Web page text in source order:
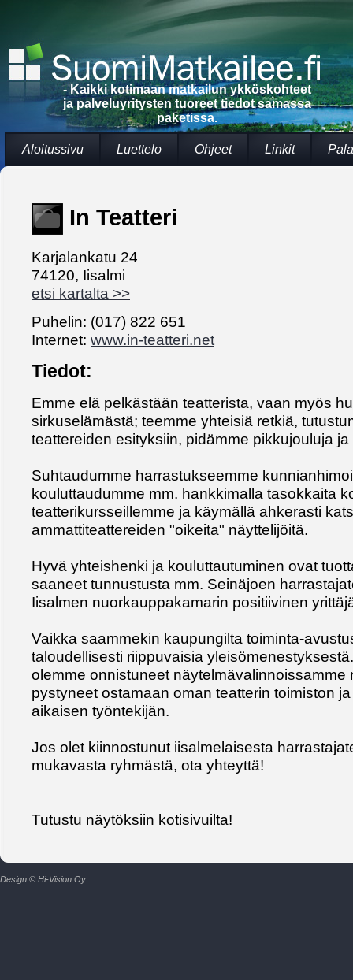
- Kaikki kotimaan matkailun ykköskohteet
ja palveluyritysten tuoreet tiedot samassa
paketissa.
Aloitussivu Luettelo Ohjeet Linkit
In Teatteri
Karjalankatu 24
74120, Iisalmi
etsi kartalta >>
Puhelin: (017) 822 651
Internet: www.in-teatteri.net
Tiedot:
Emme elä pelkästään teatterista, vaan myös
sirkuselämästä; teemme yhteisiä retkiä,
teattereiden esityksiin, pidämme pikkujouluja
Suhtaudumme harrastukseemme
kouluttaudumme mm. hankkimalla tasokkaita
teatterikursseillemme ja käymällä ahkerasti
ammattiteattereiden "oikeita" näyttelijöitä.
Hyvä yhteishenki ja kouluttautuminen ovat
saaneet tunnustusta mm. Seinäjoen
Iisalmen nuorkauppakamarin positiivinen
Vaikka saammekin kaupungilta toiminta-
taloudellisesti riippuvaisia
olemme onnistuneet näytelmävalinnoissamme
pystyneet ostamaan oman teatterin toimiston
aikaisen työntekijän.
Jos olet kiinnostunut iisalmelaisesta
mukavasta ryhmästä, ota yhteyttä!
Tutustu näytöksiin kotisivuilta!
Design © Hi-Vision Oy